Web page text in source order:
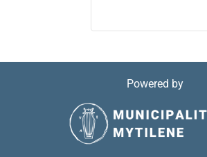
Powered by